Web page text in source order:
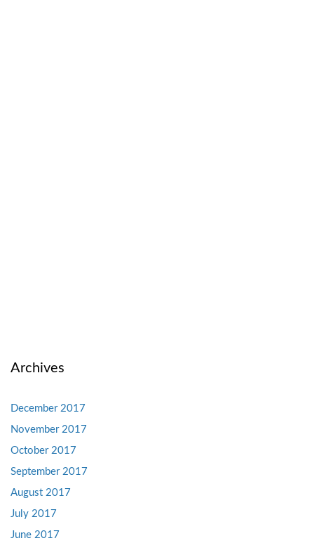
Archives
December 2017
November 2017
October 2017
September 2017
August 2017
July 2017
June 2017